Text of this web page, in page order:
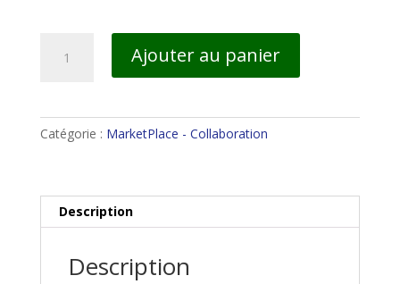
participants
simultanés
Ajouter au panier
Catégorie : MarketPlace - Collaboration
Description
Description